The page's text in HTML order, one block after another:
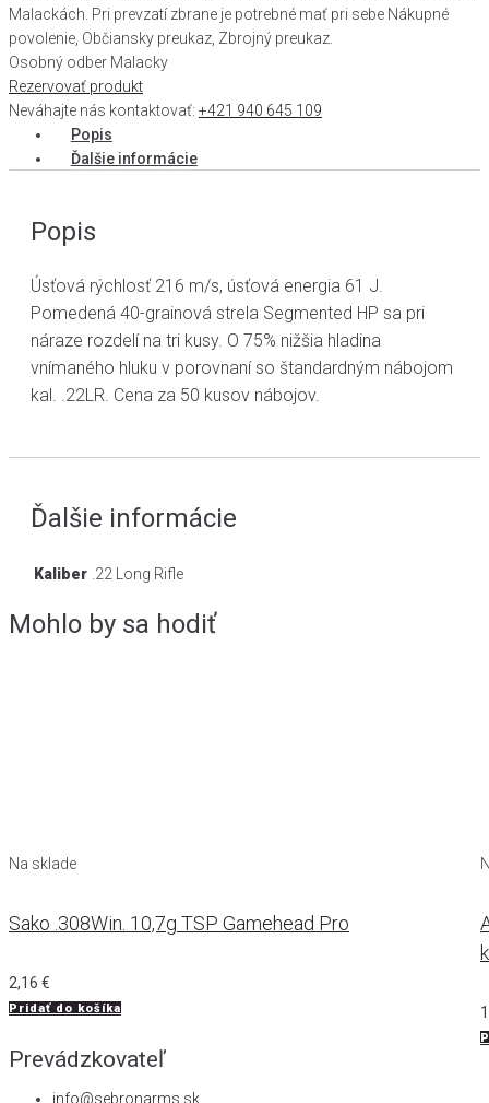
Malackách. Pri prevzatí zbrane je potrebné mať pri sebe Nákupné
povolenie, Občiansky preukaz, Zbrojný preukaz.
Osobný odber Malacky
Rezervovať produkt
Neváhajte nás kontaktovať: +421 940 645 109
Popis
Ďalšie informácie
Popis
Úsťová rýchlosť 216 m/s, úsťová energia 61 J.
Pomedená 40-grainová strela Segmented HP sa pri
náraze rozdelí na tri kusy. O 75% nižšia hladina
vnímaného hluku v porovnaní so štandardným nábojom
kal. .22LR. Cena za 50 kusov nábojov.
Ďalšie informácie
Kaliber .22 Long Rifle
Mohlo by sa hodiť
Na sklade
Sako .308Win. 10,7g TSP Gamehead Pro
2,16 €
Pridať do košíka
Prevádzkovateľ
info@sebronarms.sk